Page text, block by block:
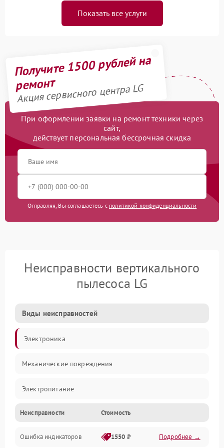
Показать все услуги
Получите 1500 рублей на
ремонт
Акция сервисного центра LG
При оформлении заявки на ремонт техники через
сайт,
действует персональная бессрочная скидка
Отправляя, Вы соглашаетесь с политикой конфиденциальности
Неисправности вертикального
пылесоса LG
Виды неисправностей
Электроника
Механические повреждения
Электропитание
Механика
Аккумулятор
Неисправности Стоимость
Ошибка индикаторов 1550 ₽ Подробнее →